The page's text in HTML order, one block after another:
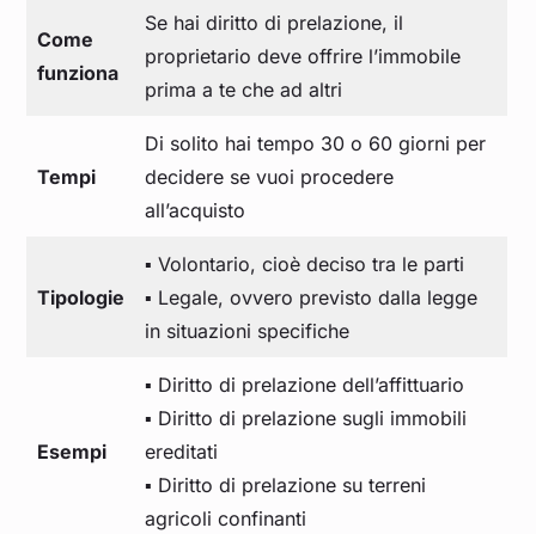
Come
funziona
Se hai diritto di prelazione, il
proprietario deve offrire l’immobile
prima a te che ad altri
Tempi
Di solito hai tempo 30 o 60 giorni per
decidere se vuoi procedere
all’acquisto
Tipologie
▪️ Volontario, cioè deciso tra le parti
▪️ Legale, ovvero previsto dalla legge
in situazioni specifiche
Esempi
▪️ Diritto di prelazione dell’affittuario
▪️ Diritto di prelazione sugli immobili
ereditati
▪️ Diritto di prelazione su terreni
agricoli confinanti